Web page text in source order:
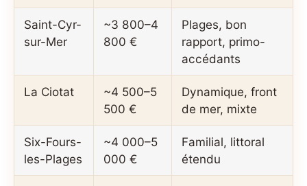
Saint-Cyr-
sur-Mer
~3 800–4
800 €
Plages, bon
rapport, primo-
accédants
La Ciotat
~4 500–5
500 €
Dynamique, front
de mer, mixte
Six-Fours-
les-Plages
~4 000–5
000 €
Familial, littoral
étendu